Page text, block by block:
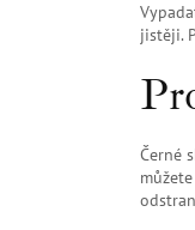
jistěji.
Černé